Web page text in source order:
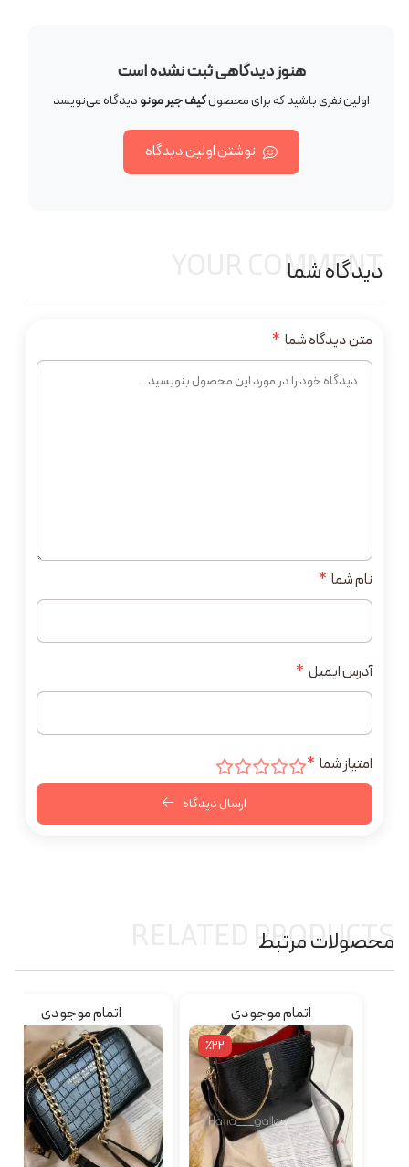
هنوز دیدگاهی ثبت نشده است
اولین نفری باشید که برای محصولکیف جیر مونودیدگاه می‌نویسد
نوشتن اولین دیدگاه
دیدگاه شما
YOUR COMMENT
نام شما *
آدرس ایمیل *
امتیاز شما *
ارسال دیدگاه
متن دیدگاه شما *
محصولات مرتبط
RELATED PRODUCTS
اتمام موجودی
٪22
اتمام موجودی